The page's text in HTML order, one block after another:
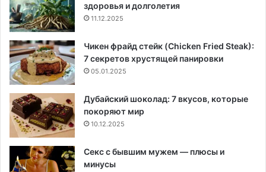
здоровья и долголетия
11.12.2025
Чикен фрайд стейк (Chicken Fried Steak):
7 секретов хрустящей панировки
05.01.2025
Дубайский шоколад: 7 вкусов, которые
покоряют мир
10.12.2025
Секс с бывшим мужем — плюсы и
минусы